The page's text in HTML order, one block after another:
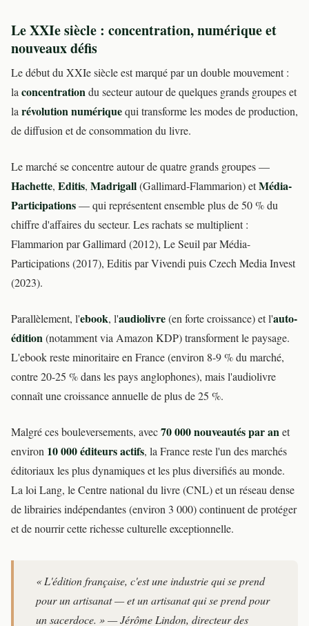
Le XXIe siècle : concentration, numérique et
nouveaux défis
Le début du XXIe siècle est marqué par un double mouvement :
laconcentrationdu secteur autour de quelques grands groupes et
larévolution numériquequi transforme les modes de production,
de diffusion et de consommation du livre.
Le marché se concentre autour de quatre grands groupes —
Hachette, Editis, Madrigall(Gallimard-Flammarion) etMédia-
Participations— qui représentent ensemble plus de 50 % du
chiffre d'affaires du secteur. Les rachats se multiplient :
Flammarion par Gallimard (2012), Le Seuil par Média-
Participations (2017), Editis par Vivendi puis Czech Media Invest
(2023).
Parallèlement, l'ebook, l'audiolivre(en forte croissance) et l'auto-
édition(notamment via Amazon KDP) transforment le paysage.
L'ebook reste minoritaire en France (environ 8-9 % du marché,
contre 20-25 % dans les pays anglophones), mais l'audiolivre
connaît une croissance annuelle de plus de 25 %.
Malgré ces bouleversements, avec70 000 nouveautés par anet
environ 10 000 éditeurs actifs, la France reste l'un des marchés
éditoriaux les plus dynamiques et les plus diversifiés au monde.
La loi Lang, le Centre national du livre (CNL) et un réseau dense
de librairies indépendantes (environ 3 000) continuent de protéger
et de nourrir cette richesse culturelle exceptionnelle.
« L'édition française, c'est une industrie qui se prend
pour un artisanat — et un artisanat qui se prend pour
un sacerdoce. » — Jérôme Lindon, directeur des